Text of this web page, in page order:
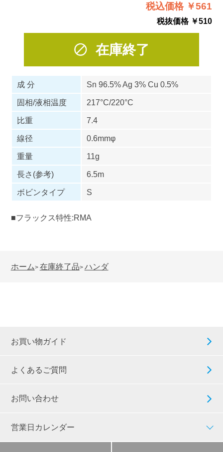
税込価格 ￥561
税抜価格 ￥510
在庫終了
成 分
Sn 96.5% Ag 3% Cu 0.5%
固相/液相温度
217°C/220°C
比重
7.4
線径
0.6mmφ
重量
11g
長さ(参考)
6.5m
ボビンタイプ
S
■フラックス特性:RMA
ホーム> 在庫終了品> ハンダ
お買い物ガイド
よくあるご質問
お問い合わせ
営業日カレンダー